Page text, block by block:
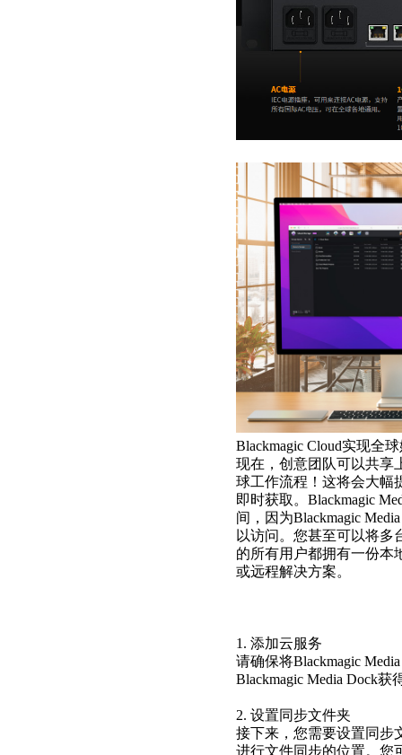
Blackmagic Cloud实现全
现在，创意团队可以共享
球工作流程！这将会大幅
即时获取。Blackmagic
间，因为Blackmagic
以访问。您甚至可以将多
的所有用户都拥有一份本
或远程解决方案。
1. 添加云服务
请确保将Blackmagic
Blackmagic Media Dock
2. 设置同步文件夹
接下来，您需要设置同步
进行文件同步的位置。您